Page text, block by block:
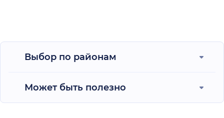
Выбор по районам
Может быть полезно